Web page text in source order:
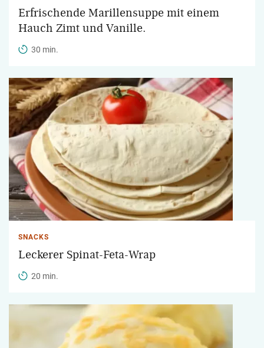
Erfrischende Marillensuppe mit einem
Hauch Zimt und Vanille.
30 min.
SNACKS
Leckerer Spinat-Feta-Wrap
20 min.